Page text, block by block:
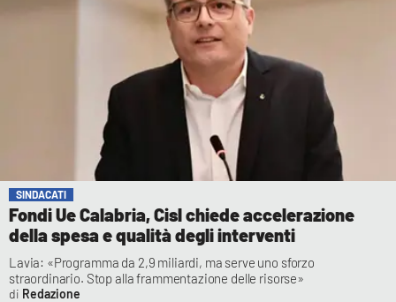
SINDACATI
Fondi Ue Calabria, Cisl chiede accelerazione
della spesa e qualità degli interventi
Lavia: «Programma da 2,9 miliardi, ma serve uno sforzo
straordinario. Stop alla frammentazione delle risorse»
Redazione